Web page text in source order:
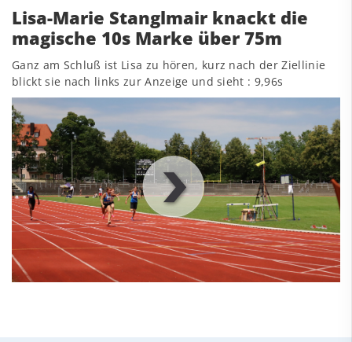
Lisa-Marie Stanglmair knackt die
magische 10s Marke über 75m
Ganz am Schluß ist Lisa zu hören, kurz nach der Ziellinie
blickt sie nach links zur Anzeige und sieht : 9,96s
00:00:00|00 :00:00